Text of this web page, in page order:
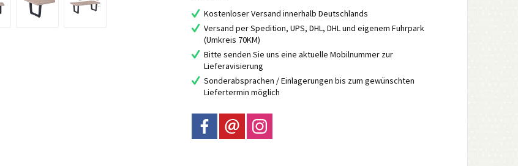
Kostenloser Versand innerhalb Deutschlands
Versand per Spedition, UPS, DHL, DHL und eigenem Fuhrpark
(Umkreis 70KM)
Bitte senden Sie uns eine aktuelle Mobilnummer zur
Lieferavisierung
Sonderabsprachen / Einlagerungen bis zum gewünschten
Liefertermin möglich